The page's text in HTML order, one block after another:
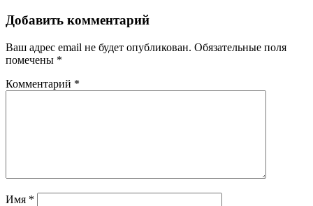
Добавить комментарий
Ваш адрес email не будет опубликован. Обязательные поля
помечены *
Комментарий *
Имя *